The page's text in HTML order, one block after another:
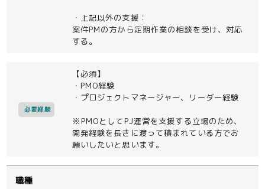
・上記以外の支援：
案件PMの方から定期作業の相談を受け、対応
する。
必要経験
【必須】
・PMO経験
・プロジェクトマネージャー、リーダー経験
※PMOとしてPJ運営を支援する立場のため、
開発経験を長きに渡って積まれている方でお
願いしたいと思います。
職種